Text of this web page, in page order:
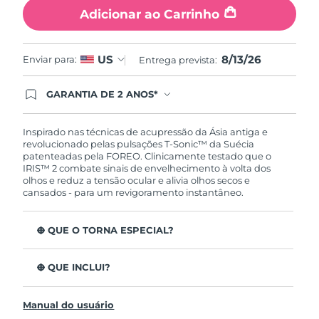
Adicionar ao Carrinho
Enviar para: US Entrega prevista: 8/13/26
GARANTIA DE 2 ANOS*
significa que se você tiver qualquer problema até
2 anos após a compra, a FOREO substituirá seu
produto gratuitamente.*exceto pelo Luna FOFO
e Luna Play plus cuja garantia é de 90 dias.
Inspirado nas técnicas de acupressão da Ásia antiga e
revolucionado pelas pulsações T-Sonic™ da Suécia
patenteadas pela FOREO. Clinicamente testado que o
IRIS™ 2 combate sinais de envelhecimento à volta dos
olhos e reduz a tensão ocular e alivia olhos secos e
cansados - para um revigoramento instantâneo.
O QUE O TORNA ESPECIAL?
olhos seguro e eficaz.
3,5x mais eficaz na redução de papos*
Reduz as olheiras em 70%* e os pés de galinha e as
O QUE INCLUI?
Cabo de carregamento USB
Manual do usuário
Tailândia Entrega prevista 8/16/26
Turquia Entrega prevista8/13/26
Emirados Árabes
Unidos
Estados Unidos Entrega prevista8/13/26
Uzbequistão Entrega prevista
Vietnã